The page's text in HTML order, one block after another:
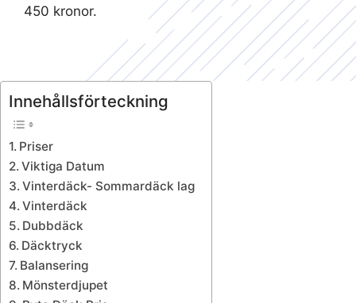
450 kronor.
Innehållsförteckning
Priser
Viktiga Datum
Vinterdäck- Sommardäck lag
Vinterdäck
Dubbdäck
Däcktryck
Balansering
Mönsterdjupet